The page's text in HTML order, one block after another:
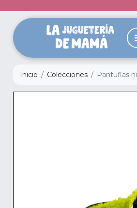
Inicio Colecciones Pantuflas